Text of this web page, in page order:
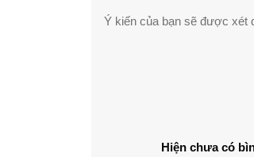
Ý kiến của bạn sẽ được xét
Hiện chưa có